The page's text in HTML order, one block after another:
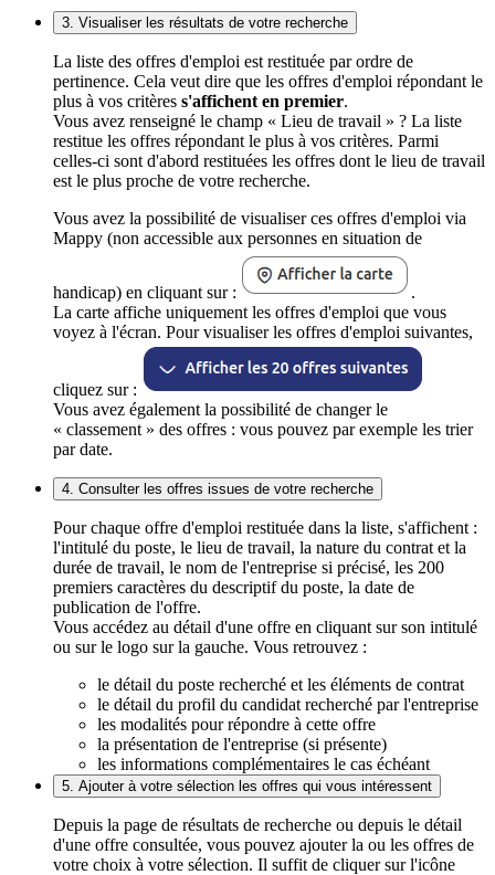
3. Visualiser les résultats de votre recherche
La liste des offres d'emploi est restituée par ordre de
pertinence. Cela veut dire que les offres d'emploi répondant le
plus à vos critères s'affichent en premier.
Vous avez renseigné le champ « Lieu de travail » ? La liste
restitue les offres répondant le plus à vos critères. Parmi
celles-ci sont d'abord restituées les offres dont le lieu de travail
est le plus proche de votre recherche.
Vous avez la possibilité de visualiser ces offres d'emploi via
Mappy (non accessible aux personnes en situation de
handicap) en cliquant sur :
.
La carte affiche uniquement les offres d'emploi que vous
voyez à l'écran. Pour visualiser les offres d'emploi suivantes,
cliquez sur :
Vous avez également la possibilité de changer le
« classement » des offres : vous pouvez par exemple les trier
par date.
4. Consulter les offres issues de votre recherche
Pour chaque offre d'emploi restituée dans la liste, s'affichent :
l'intitulé du poste, le lieu de travail, la nature du contrat et la
durée de travail, le nom de l'entreprise si précisé, les 200
premiers caractères du descriptif du poste, la date de
publication de l'offre.
Vous accédez au détail d'une offre en cliquant sur son intitulé
ou sur le logo sur la gauche. Vous retrouvez :
le détail du poste recherché et les éléments de contrat
le détail du profil du candidat recherché par l'entreprise
les modalités pour répondre à cette offre
la présentation de l'entreprise (si présente)
les informations complémentaires le cas échéant
5. Ajouter à votre sélection les offres qui vous intéressent
Depuis la page de résultats de recherche ou depuis le détail
d'une offre consultée, vous pouvez ajouter la ou les offres de
votre choix à votre sélection. Il suffit de cliquer sur l'icône